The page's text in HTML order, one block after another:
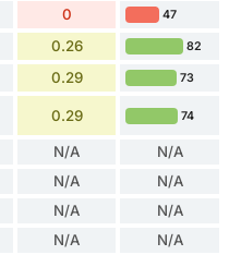
0 47
0.26 82
0.29 73
0.29 74
N/A N/A
N/A N/A
N/A N/A
N/A N/A